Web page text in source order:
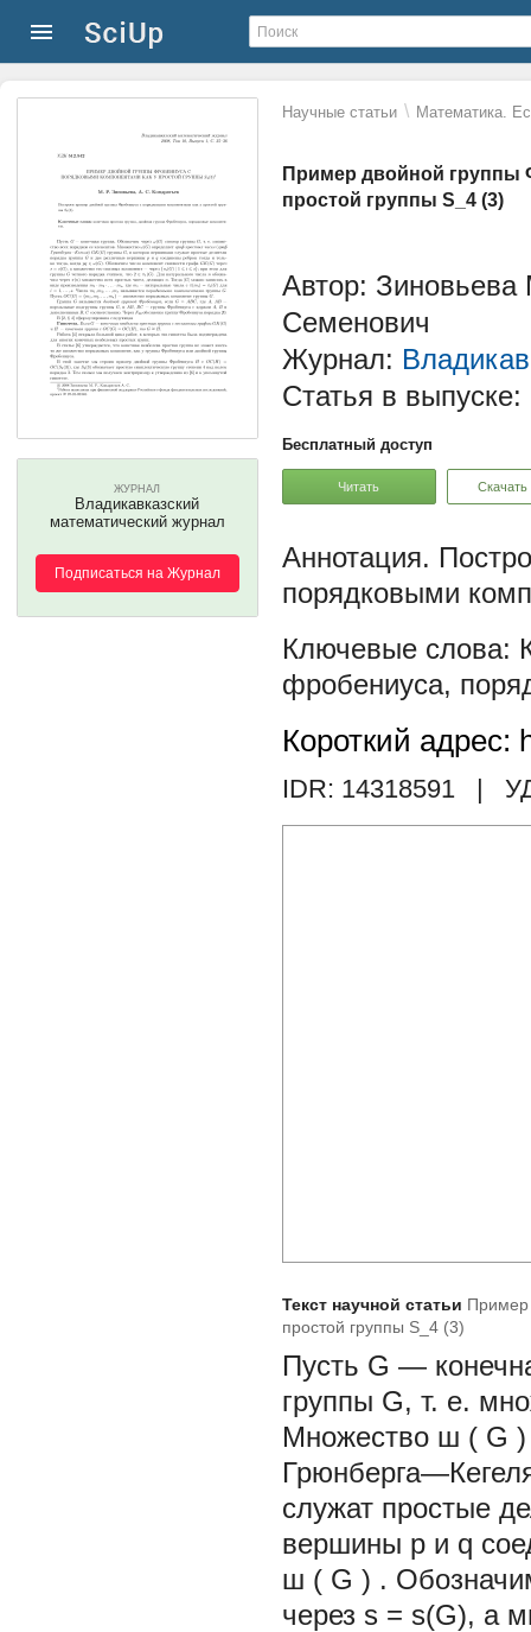
Научные статьи \ Математика.
Пример двойной группы
простой группы S_4 (3)
ЖУРНАЛ
Владикавказский
математический журнал
Подписаться на Журнал
Автор: Зиновьева
Семенович
Журнал:
Статья в выпуске:
Бесплатный доступ
Читать Скачать
порядковыми
фробениуса,
Короткий адрес:
IDR: 14318591 |
Текст научной статьи Пример
простой группы S_4 (3)
Пусть G —
группы G, т. е.
Множество ш ( G )
служат простые
вершины p и q
ш ( G ) .
через s = s(G), а